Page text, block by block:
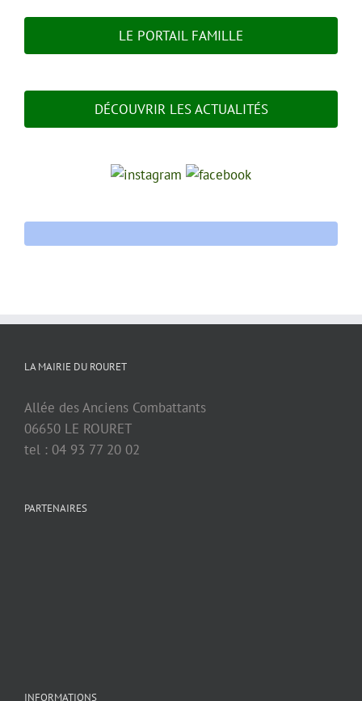
LE PORTAIL FAMILLE
DÉCOUVRIR LES ACTUALITÉS
LA MAIRIE DU ROURET
Allée des Anciens Combattants
06650 LE ROURET
tel : 04 93 77 20 02
PARTENAIRES
INFORMATIONS